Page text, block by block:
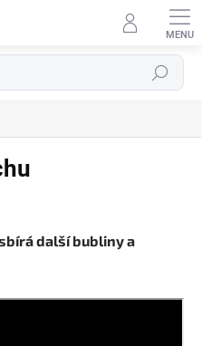
Hledat
další bubliny a